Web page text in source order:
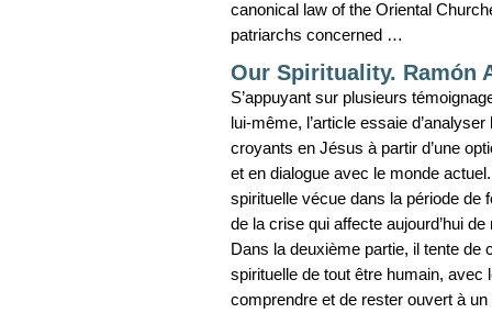
canonical law of the Oriental
patriarchs concerned …
Our Spirituality. Ramón
S’appuyant sur plusieurs
lui-même, l’article essaie
croyants en Jésus à partir d’une
et en dialogue avec le monde
spirituelle vécue dans la période de
de la crise qui affecte aujourd’hui
Dans la deuxième partie, il tente de
spirituelle de tout être humain,
comprendre et de rester ouvert à